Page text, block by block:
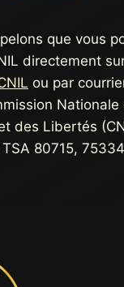
que vous
directement
ou par
Nationale
des Libertés
80715, 75334